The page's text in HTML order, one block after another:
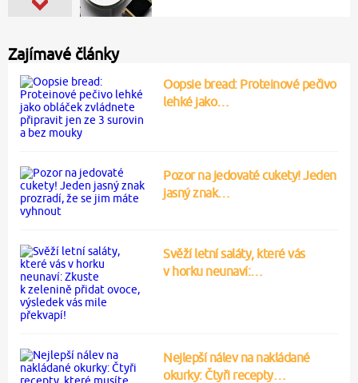
Zajímavé články
Oopsie bread: Proteinové pečivo
lehké jako…
Pozor na jedovaté cukety! Jeden
jasný znak…
Svěží letní saláty, které vás
v horku neunaví:…
Nejlepší nálev na nakládané
okurky: Čtyři recepty…